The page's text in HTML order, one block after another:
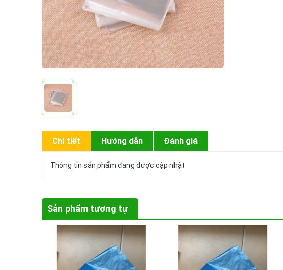
Chi tiết Hướng dẫn Đánh giá
Thông tin sản phẩm đang được cập nhật
Sản phẩm tương tự